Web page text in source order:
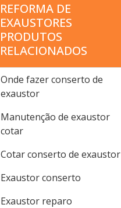
REFORMA DE
EXAUSTORES
PRODUTOS
RELACIONADOS
Onde fazer conserto de
exaustor
Manutenção de exaustor
cotar
Cotar conserto de exaustor
Exaustor conserto
Exaustor reparo